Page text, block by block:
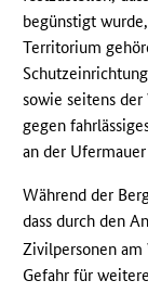
begünstigt
Territorium
sowie seitens
gegen
an der
Während der
dass durch den
Zivilpersonen
Gefahr für